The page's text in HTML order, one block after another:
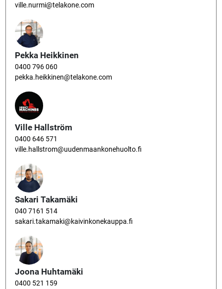
ville.nurmi@telakone.com
Pekka Heikkinen
0400 796 060
pekka.heikkinen@telakone.com
Ville Hallström
0400 646 571
ville.hallstrom@uudenmaankonehuolto.fi
Sakari Takamäki
040 7161 514
sakari.takamaki@kaivinkonekauppa.fi
Joona Huhtamäki
0400 521 159